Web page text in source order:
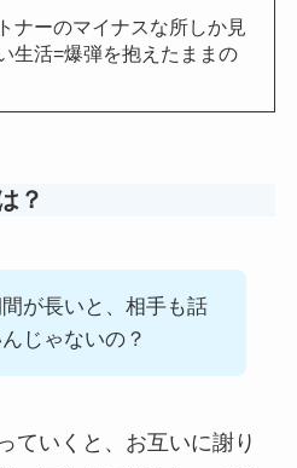
ナーのマイナスな所しか見
生活=爆弾を抱えたままの
？
が長いと、相手も話
じゃないの？
ていくと、お互いに謝り